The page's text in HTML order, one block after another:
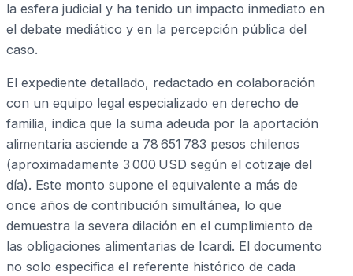
la esfera judicial y ha tenido un impacto inmediato en
el debate mediático y en la percepción pública del
caso.
El expediente detallado, redactado en colaboración
con un equipo legal especializado en derecho de
familia, indica que la suma adeuda por la aportación
alimentaria asciende a 78 651 783 pesos chilenos
(aproximadamente 3 000 USD según el cotizaje del
día). Este monto supone el equivalente a más de
once años de contribución simultánea, lo que
demuestra la severa dilación en el cumplimiento de
las obligaciones alimentarias de Icardi. El documento
no solo especifica el referente histórico de cada